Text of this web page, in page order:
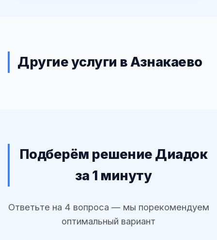
Другие услуги в Азнакаево
Подберём решение Диадок
за 1 минуту
Ответьте на 4 вопроса — мы порекомендуем
оптимальный вариант